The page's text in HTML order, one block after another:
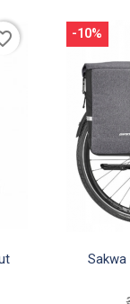
Sakwa
-10%